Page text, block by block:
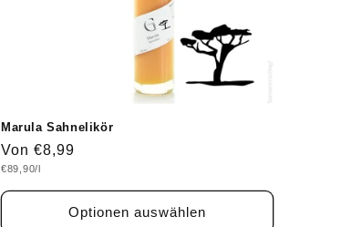
Marula Sahnelikör
Normaler
Preis
Von €8,99
Grundpreis
€89,90/l
Optionen auswählen